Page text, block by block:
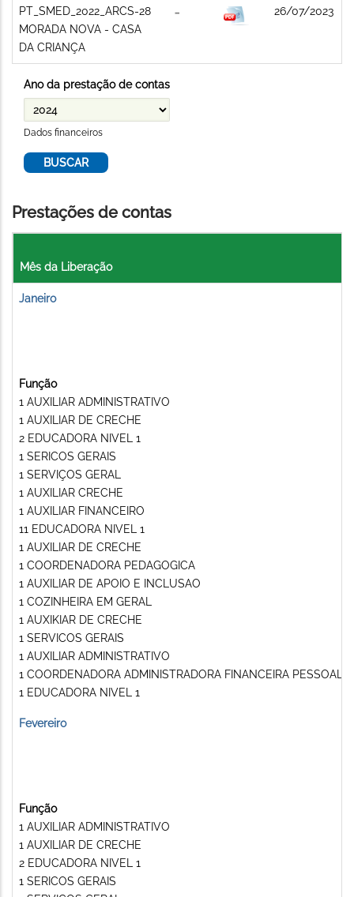
PT_SMED_2022_ARCS-28
MORADA NOVA - CASA
DA CRIANÇA
26/07/2023
Ano da prestação de contas
Dados financeiros
Prestações de contas
Mês da Liberação
Janeiro
Função
1 AUXILIAR ADMINISTRATIVO
1 AUXILIAR DE CRECHE
2 EDUCADORA NIVEL 1
1 SERICOS GERAIS
1 SERVIÇOS GERAL
1 AUXILIAR CRECHE
1 AUXILIAR FINANCEIRO
11 EDUCADORA NIVEL 1
1 AUXILIAR DE CRECHE
1 COORDENADORA PEDAGOGICA
1 AUXILIAR DE APOIO E INCLUSAO
1 COZINHEIRA EM GERAL
1 AUXIKIAR DE CRECHE
1 SERVICOS GERAIS
1 AUXILIAR ADMINISTRATIVO
1 COORDENADORA ADMINISTRADORA FINANCEIRA PESSOAL
1 EDUCADORA NIVEL 1
Fevereiro
Função
1 AUXILIAR ADMINISTRATIVO
1 AUXILIAR DE CRECHE
2 EDUCADORA NIVEL 1
1 SERICOS GERAIS